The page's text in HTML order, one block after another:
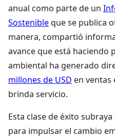
anual como parte de un
Sostenibleque se publica
manera, compartió
avance que está haciendo
ambiental ha generado
millones de USD en ventas
brinda servicio.
Esta clase de éxito
para impulsar el cambio